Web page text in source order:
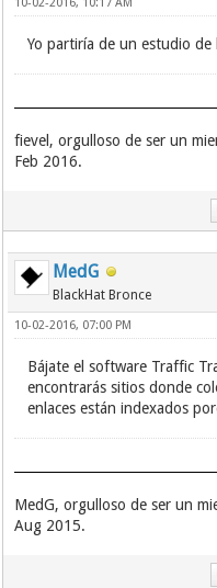
Yo partiría de un estudio de
fievel, orgulloso de ser un
Feb 2016.
MedG
BlackHat Bronce
10-02-2016, 07:00 PM
Bájate el software Traffic
encontrarás sitios donde
enlaces están indexados
MedG, orgulloso de ser un
Aug 2015.